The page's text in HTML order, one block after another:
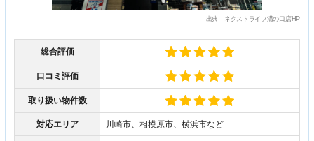
出典：ネクストライフ溝の口店HP
総合評価
口コミ評価
取り扱い物件数
対応エリア 川崎市、相模原市、横浜市など